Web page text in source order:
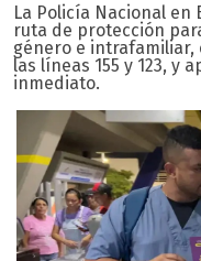
La Policía Nacional
ruta de protección
género e intrafamiliar,
las líneas 155 y 123, y
inmediato.